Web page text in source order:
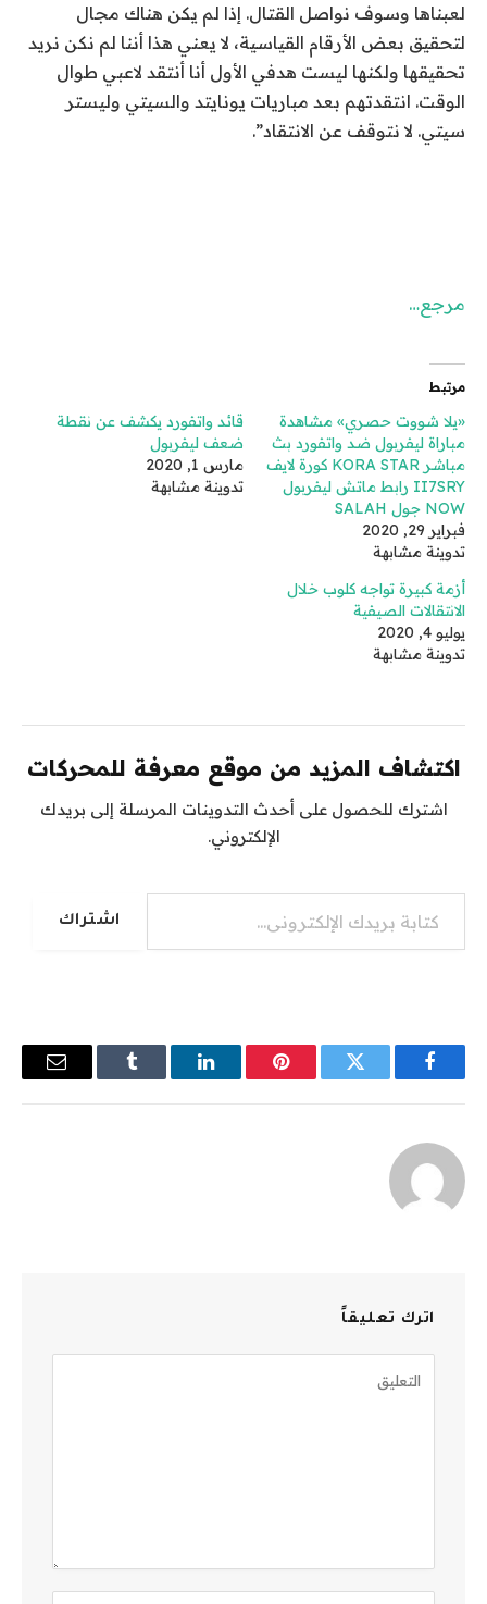
لعبناها وسوف نواصل القتال. إذا لم يكن هناك مجال
لتحقيق بعض الأرقام القياسية، لا يعني هذا أننا لم نكن نريد
تحقيقها ولكنها ليست هدفي الأول أنا أنتقد لاعبي طوال
الوقت. انتقدتهم بعد مباريات يونايتد والسيتي وليستر
سيتي. لا نتوقف عن الانتقاد”.
مرجع…
مرتبط
«يلا شووت حصري» مشاهدة
مباراة ليفربول ضد واتفورد بث
مباشر KORA STAR كورة لايف
II7SRY رابط ماتش ليفربول
NOW جول SALAH
فبراير 29, 2020
تدوينة مشابهة
قائد واتفورد يكشف عن نقطة
ضعف ليفربول
مارس 1, 2020
تدوينة مشابهة
أزمة كبيرة تواجه كلوب خلال
الانتقالات الصيفية
يوليو 4, 2020
تدوينة مشابهة
اكتشاف المزيد من موقع معرفة للمحركات
اشترك للحصول على أحدث التدوينات المرسلة إلى بريدك
الإلكتروني.
كتابة بريدك الإلكتروني...
اشتراك
فيسبوك تويتر بينتيريستلينكدإن Tumblr
البريد
اترك تعليقاً